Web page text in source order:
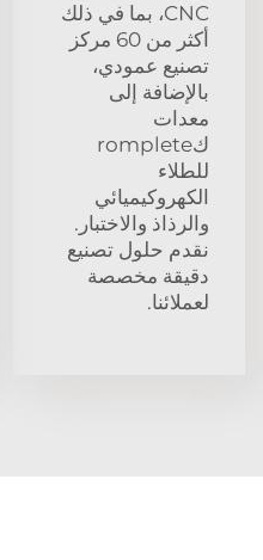
CNC، بما في ذلك
أكثر من 60 مركز
تصنيع عمودي،
بالإضافة إلى
معدات
كromplete
للطلاء
الكهروكيميائي
والرذاذ والاختبار.
نقدم حلول تصنيع
دقيقة مخصصة
لعملائنا.